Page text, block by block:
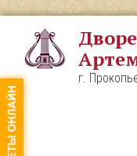
Перейти
основному
содержанию
г.